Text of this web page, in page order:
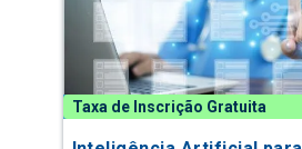
Taxa de Inscrição Gratuita